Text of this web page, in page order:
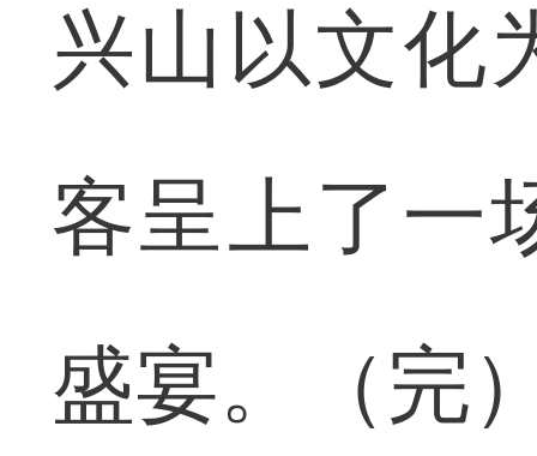
兴山以文化
客呈上了一
盛宴。（完